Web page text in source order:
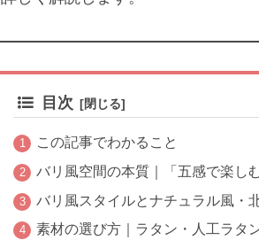
目次
この記事でわかること
バリ風空間の本質｜「五感で楽し
バリ風スタイルとナチュラル風・
素材の選び方｜ラタン・人工ラタ